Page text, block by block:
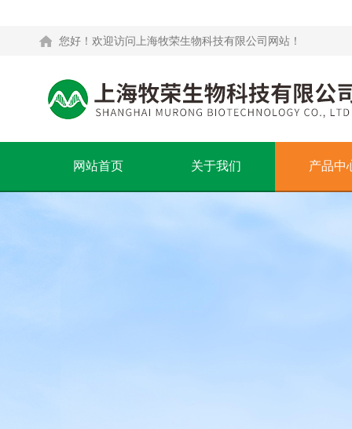
您好！欢迎访问上海牧荣生物科技有限公司网站！
网站首页 关于我们 产品中